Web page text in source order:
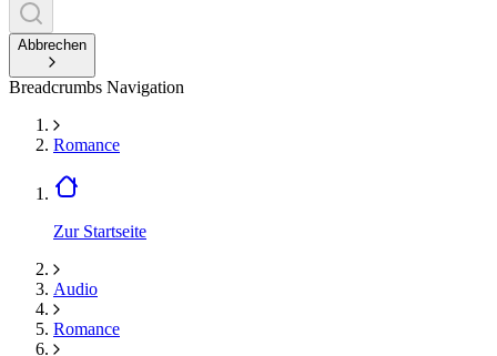
Abbrechen
Breadcrumbs Navigation
Romance
Zur Startseite
Audio
Romance